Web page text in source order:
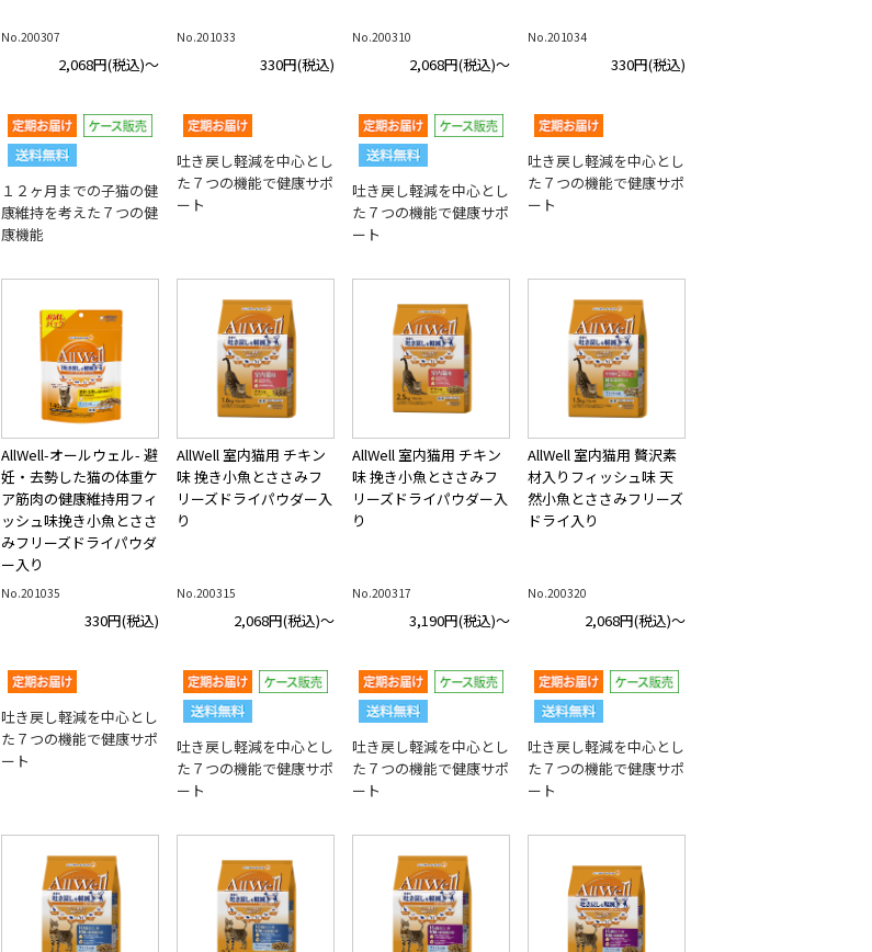
No.200307
2,068円(税込)～
１２ヶ月までの子猫の健
康維持を考えた７つの健
康機能
No.201033
330円(税込)
吐き戻し軽減を中心とし
た７つの機能で健康サポ
ート
No.200310
2,068円(税込)～
吐き戻し軽減を中心とし
た７つの機能で健康サポ
ート
No.201034
330円(税込)
吐き戻し軽減を中心とし
た７つの機能で健康サポ
ート
AllWell-オールウェル- 避
妊・去勢した猫の体重ケ
ア筋肉の健康維持用フィ
ッシュ味挽き小魚とささ
みフリーズドライパウダ
ー入り
No.201035
330円(税込)
吐き戻し軽減を中心とし
た７つの機能で健康サポ
ート
AllWell 室内猫用 チキン
味 挽き小魚とささみフ
リーズドライパウダー入
り
No.200315
2,068円(税込)～
吐き戻し軽減を中心とし
た７つの機能で健康サポ
ート
AllWell 室内猫用 チキン
味 挽き小魚とささみフ
リーズドライパウダー入
り
No.200317
3,190円(税込)～
吐き戻し軽減を中心とし
た７つの機能で健康サポ
ート
AllWell 室内猫用 贅沢素
材入りフィッシュ味 天
然小魚とささみフリーズ
ドライ入り
No.200320
2,068円(税込)～
吐き戻し軽減を中心とし
た７つの機能で健康サポ
ート